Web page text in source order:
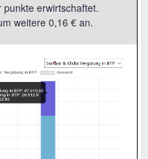
erwirtschaftet.
weitere 0,16 € an.